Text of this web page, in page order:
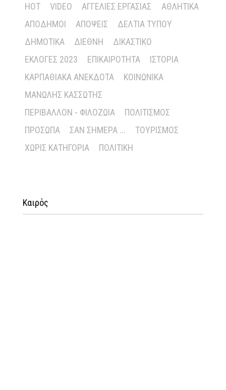
HOT
VIDEO ΑΓΓΕΛΊΕΣ ΕΡΓΑΣΊΑΣ
ΑΘΛΗΤΙΚΆ
ΑΠΌΔΗΜΟΙ
ΑΠΌΨΕΙΣ
ΔΕΛΤΊΑ ΤΎΠΟΥ
ΔΗΜΟΤΙΚΆ
ΔΙΕΘΝΉ
ΔΙΚΑΣΤΙΚΌ
ΕΚΛΟΓΈΣ 2023
ΕΠΙΚΑΙΡΌΤΗΤΑ
ΙΣΤΟΡΊΑ
ΚΑΡΠΑΘΙΑΚΆ ΑΝΈΚΔΟΤΑ
ΚΟΙΝΩΝΙΚΆ
ΜΑΝΏΛΗΣ ΚΑΣΣΏΤΗΣ
ΠΕΡΙΒΆΛΛΟΝ - ΦΙΛΟΖΩΊΑ
ΠΟΛΙΤΙΣΜΌΣ
ΠΡΌΣΩΠΑ
ΣΑΝ ΣΉΜΕΡΑ ...
ΤΟΥΡΙΣΜΌΣ
ΧΩΡΊΣ ΚΑΤΗΓΟΡΊΑ
ΠΟΛΙΤΙΚΉ
Καιρός